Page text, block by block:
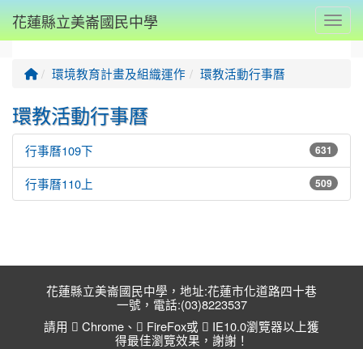
花蓮縣立美崙國民中學
回首頁
環境教育計畫及組織運作 環教活動行事曆
環教活動行事曆
行事曆109下 631
行事曆110上 509
花蓮縣立美崙國民中學，地址:花蓮市化道路四十巷
一號，電話:(03)8223537
請用
Chrome 、 FireFox或
IE10.0瀏覽器以上獲
得最佳瀏覽效果，謝謝！